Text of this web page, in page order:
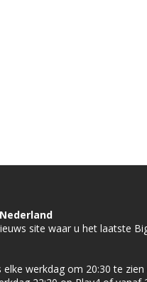
site waar u het laatste
werkdag om 20:30 te zien